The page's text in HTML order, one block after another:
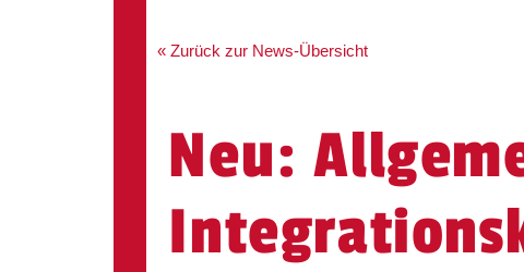
« Zurück zur News-Übersicht
Neu: